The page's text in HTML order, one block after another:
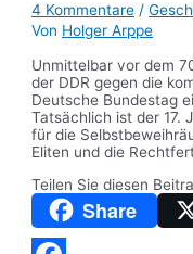
4 Kommentare /
Von Holger Arppe
Unmittelbar vor dem
der DDR gegen die
Deutsche Bundestag
Tatsächlich ist der 17.
für die
Eliten und die
Teilen Sie diesen
Share